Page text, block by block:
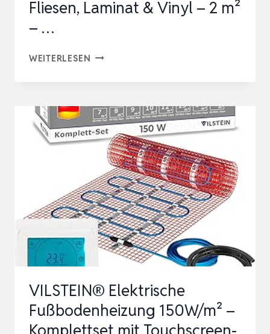
Fliesen, Laminat & Vinyl – 2 m²
– …
WEITERLESEN ELEKTRISCHE
N-O
NE S
/M² –
F
LIESEN, L
AMINAT &
2
M
² –
VILSTEIN® Elektrische
Fußbodenheizung 150W/m² –